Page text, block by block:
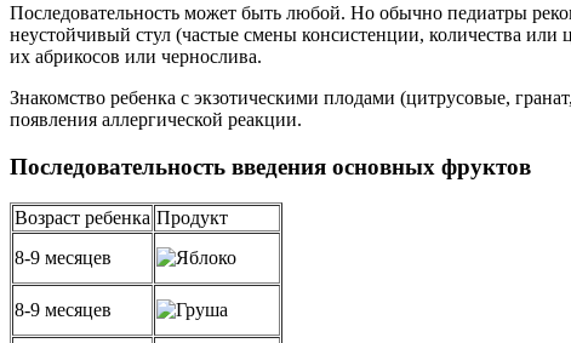
Последовательность может быть любой. Но обычно педиатры
неустойчивый стул (частые смены консистенции, количества
их абрикосов или чернослива.
Знакомство ребенка с экзотическими плодами (цитрусовые,
появления аллергической реакции.
Последовательность введения основных фруктов
Возраст ребенка Продукт
8-9 месяцев
8-9 месяцев